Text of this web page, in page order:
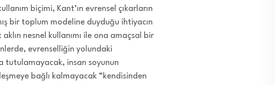
biçimi, Kant’ın evrensel çıkarların
bir toplum modeline duyduğu ihtiyacın
nesnel kullanımı ile ona amaçsal bir
evrenselliğin yolundaki
tutulamayacak, insan soyunun
bağlı kalmayacak “kendisinden